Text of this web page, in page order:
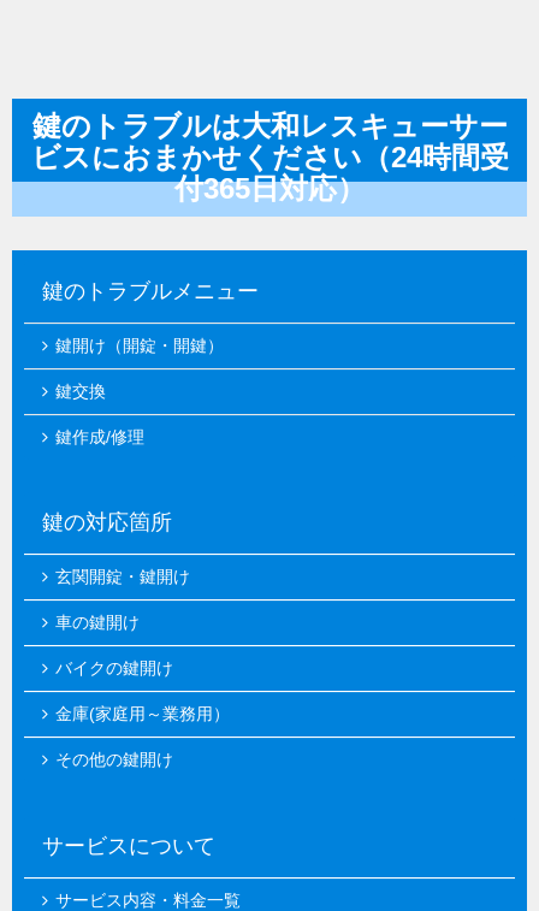
鍵のトラブルは大和レスキューサー
ビスにおまかせください（24時間受
付365日対応）
鍵のトラブルメニュー
鍵開け（開錠・開鍵）
鍵交換
鍵作成/修理
鍵の対応箇所
玄関開錠・鍵開け
車の鍵開け
バイクの鍵開け
金庫(家庭用～業務用）
その他の鍵開け
サービスについて
サービス内容・料金一覧